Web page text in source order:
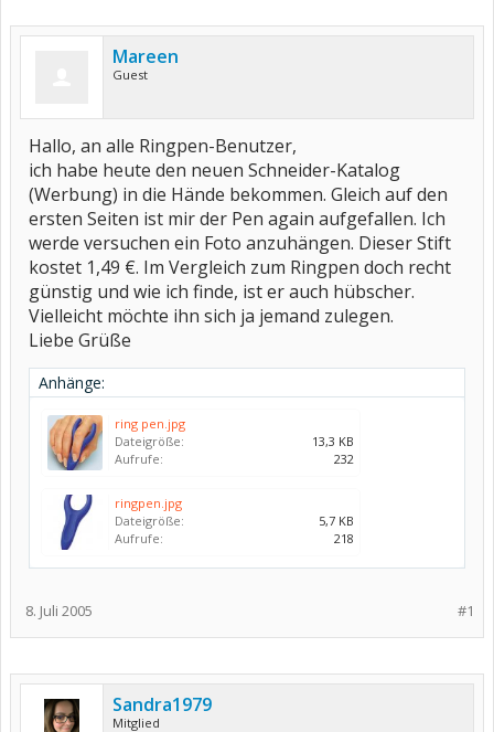
Mareen
Guest
Hallo, an alle Ringpen-Benutzer,
ich habe heute den neuen Schneider-Katalog
(Werbung) in die Hände bekommen. Gleich auf den
ersten Seiten ist mir der Pen again aufgefallen. Ich
werde versuchen ein Foto anzuhängen. Dieser Stift
kostet 1,49 €. Im Vergleich zum Ringpen doch recht
günstig und wie ich finde, ist er auch hübscher.
Vielleicht möchte ihn sich ja jemand zulegen.
Liebe Grüße
Anhänge:
ring pen.jpg
Dateigröße:
13,3 KB
Aufrufe:
232
ringpen.jpg
Dateigröße:
5,7 KB
Aufrufe:
218
#1
8. Juli 2005
Sandra1979
Mitglied